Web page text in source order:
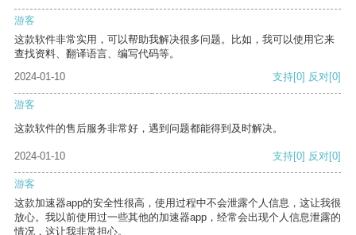
游客
这款软件非常实用，可以帮助我解决很多问题。比如，我可以使用它来
查找资料、翻译语言、编写代码等。
2024-01-10
支持[0] 反对[0]
游客
这款软件的售后服务非常好，遇到问题都能得到及时解决。
2024-01-10 支持[0] 反对[0]
游客
这款加速器app的安全性很高，使用过程中不会泄露个人信息，这让我很
放心。我以前使用过一些其他的加速器app，经常会出现个人信息泄露的
情况，这让我非常担心。